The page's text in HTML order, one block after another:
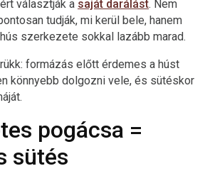
választják a saját darálást. Nem
tudják, mi kerül bele, hanem
szerkezete sokkal lazább marad.
formázás előtt érdemes a húst
könnyebb dolgozni vele, és sütéskor
pogácsa =
sütés